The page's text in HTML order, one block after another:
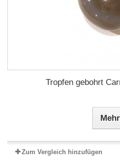
Tropfen gebohrt
Mehr
Zum Vergleich hinzufügen